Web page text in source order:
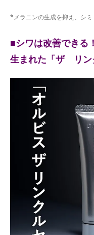
*メラニンの生成を抑え、シ
■シワは改善できる
生まれた「ザ リン